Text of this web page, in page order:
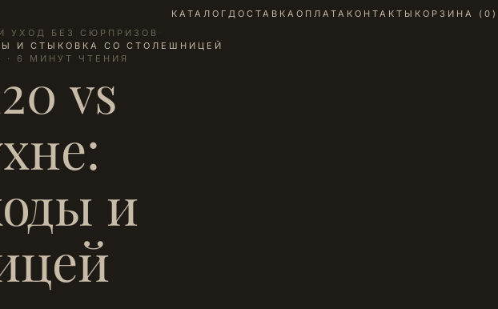
КАТАЛОГ ДОСТАВКА ОПЛАТА КОНТАКТЫ КОРЗИНА ( 0 )
УХОД БЕЗ СЮРПРИЗОВ ·
И СТЫКОВКА СО СТОЛЕШНИЦЕЙ
· 6 МИНУТ ЧТЕНИЯ
vs
и